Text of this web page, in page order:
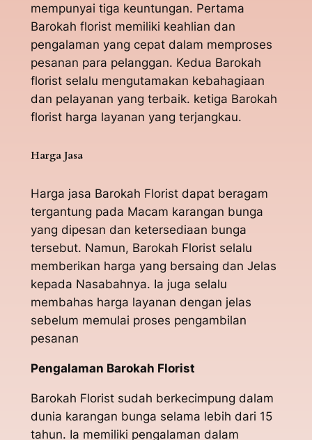
mempunyai tiga keuntungan. Pertama
Barokah florist memiliki keahlian dan
pengalaman yang cepat dalam memproses
pesanan para pelanggan. Kedua Barokah
florist selalu mengutamakan kebahagiaan
dan pelayanan yang terbaik. ketiga Barokah
florist harga layanan yang terjangkau.
Harga Jasa
Harga jasa Barokah Florist dapat beragam
tergantung pada Macam karangan bunga
yang dipesan dan ketersediaan bunga
tersebut. Namun, Barokah Florist selalu
memberikan harga yang bersaing dan Jelas
kepada Nasabahnya. Ia juga selalu
membahas harga layanan dengan jelas
sebelum memulai proses pengambilan
pesanan
Pengalaman Barokah Florist
Barokah Florist sudah berkecimpung dalam
dunia karangan bunga selama lebih dari 15
tahun. Ia memiliki pengalaman dalam